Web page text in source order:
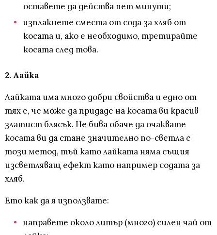
оставете да действа пет минути;
изплакнете сместа от сода за хляб от
косата и, ако е необходимо, третирайте
косата след това.
2. Лайка
Лайката има много добри свойства и едно от
тях е, че може да придаде на косата ви красив
златист блясък. Не бива обаче да очаквате
косата ви да стане значително по-светла с
този метод, тъй като лайката няма същия
изсветляващ ефект като например содата за
хляб.
Ето как да я използвате:
направете около литър (много) силен чай от